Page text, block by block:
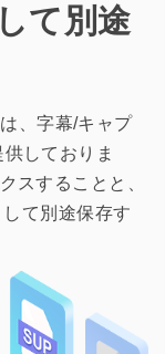
て別途
、字幕/キャプ
しておりま
スすることと、
て別途保存す